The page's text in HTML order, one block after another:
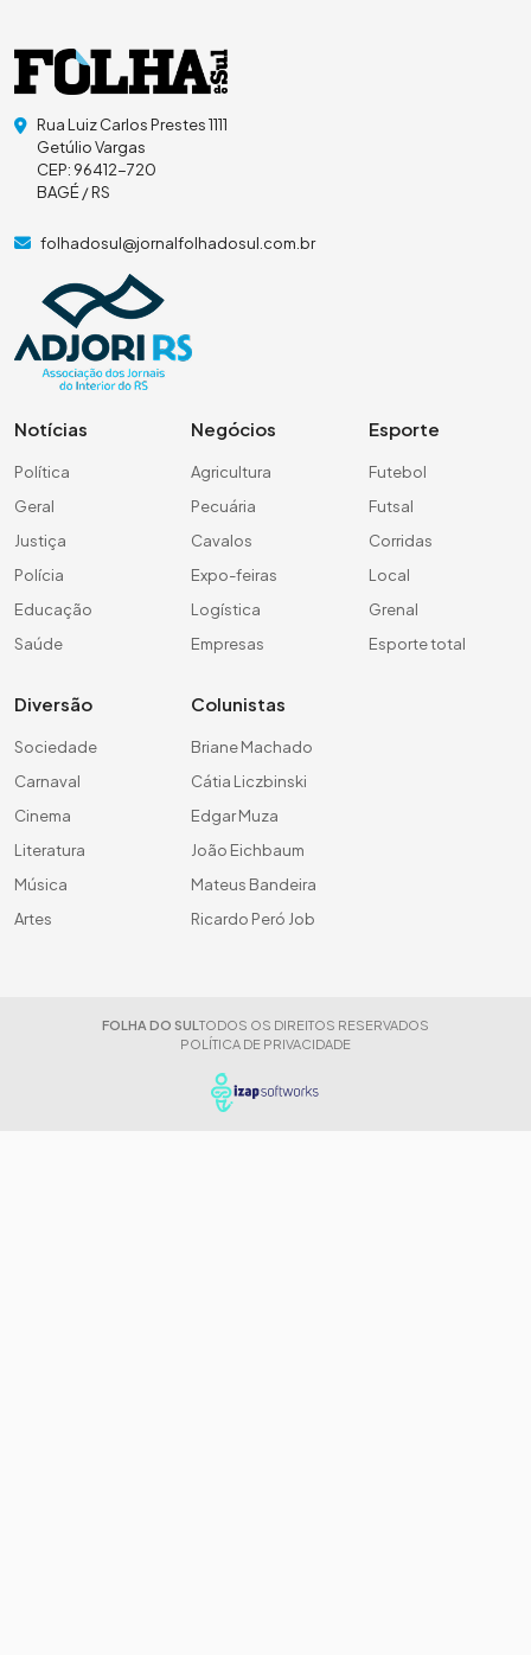
Rua Luiz Carlos Prestes 1111
Getúlio Vargas
CEP: 96412-720
BAGÉ / RS
folhadosul@jornalfolhadosul.com.br
Notícias
Política
Geral
Justiça
Polícia
Educação
Saúde
Negócios
Agricultura
Pecuária
Cavalos
Expo-feiras
Logística
Empresas
Esporte
Futebol
Futsal
Corridas
Local
Grenal
Esporte total
Diversão
Sociedade
Carnaval
Cinema
Literatura
Música
Artes
Colunistas
Briane Machado
Cátia Liczbinski
Edgar Muza
João Eichbaum
Mateus Bandeira
Ricardo Peró Job
FOLHA DO SUL TODOS OS DIREITOS RESERVADOS
POLÍTICA DE PRIVACIDADE